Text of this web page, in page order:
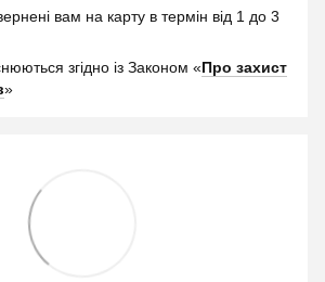
вам на карту в термін від 1 до 3
згідно із Законом «Про захист
»